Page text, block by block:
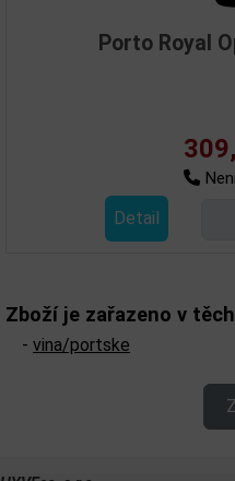
Porto Royal Oporto
309,00
Není
Zboží je zařazeno v
- vina/portske